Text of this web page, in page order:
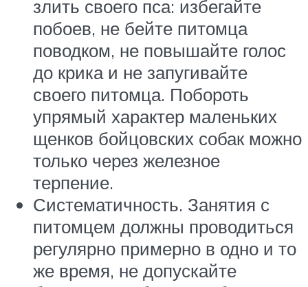
злить своего пса: избегайте
побоев, не бейте питомца
поводком, не повышайте голос
до крика и не запугивайте
своего питомца. Побороть
упрямый характер маленьких
щенков бойцовских собак можно
только через железное
терпение.
Систематичность. Занятия с
питомцем должны проводиться
регулярно примерно в одно и то
же время, не допускайте